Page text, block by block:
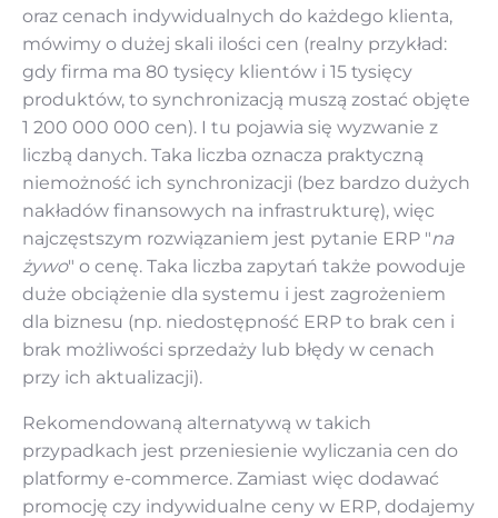
oraz cenach indywidualnych do każdego klienta,
mówimy o dużej skali ilości cen (realny przykład:
gdy firma ma 80 tysięcy klientów i 15 tysięcy
produktów, to synchronizacją muszą zostać objęte
1 200 000 000 cen). I tu pojawia się wyzwanie z
liczbą danych. Taka liczba oznacza praktyczną
niemożność ich synchronizacji (bez bardzo dużych
nakładów finansowych na infrastrukturę), więc
najczęstszym rozwiązaniem jest pytanie ERP "na
żywo" o cenę. Taka liczba zapytań także powoduje
duże obciążenie dla systemu i jest zagrożeniem
dla biznesu (np. niedostępność ERP to brak cen i
brak możliwości sprzedaży lub błędy w cenach
przy ich aktualizacji).
Rekomendowaną alternatywą w takich
przypadkach jest przeniesienie wyliczania cen do
platformy e-commerce. Zamiast więc dodawać
promocję czy indywidualne ceny w ERP, dodajemy